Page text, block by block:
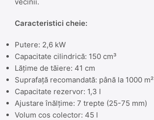
Caracteristici cheie:
Putere: 2,6 kW
Capacitate cilindrică: 150 cm³
Lățime de tăiere: 41 cm
Suprafață recomandată: până la 1000 m²
Capacitate rezervor: 1,3 l
Ajustare înălțime: 7 trepte (25-75 mm)
Volum cos colector: 45 l